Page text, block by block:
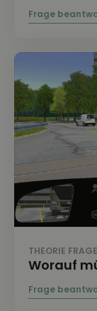
THEORIE
Worauf